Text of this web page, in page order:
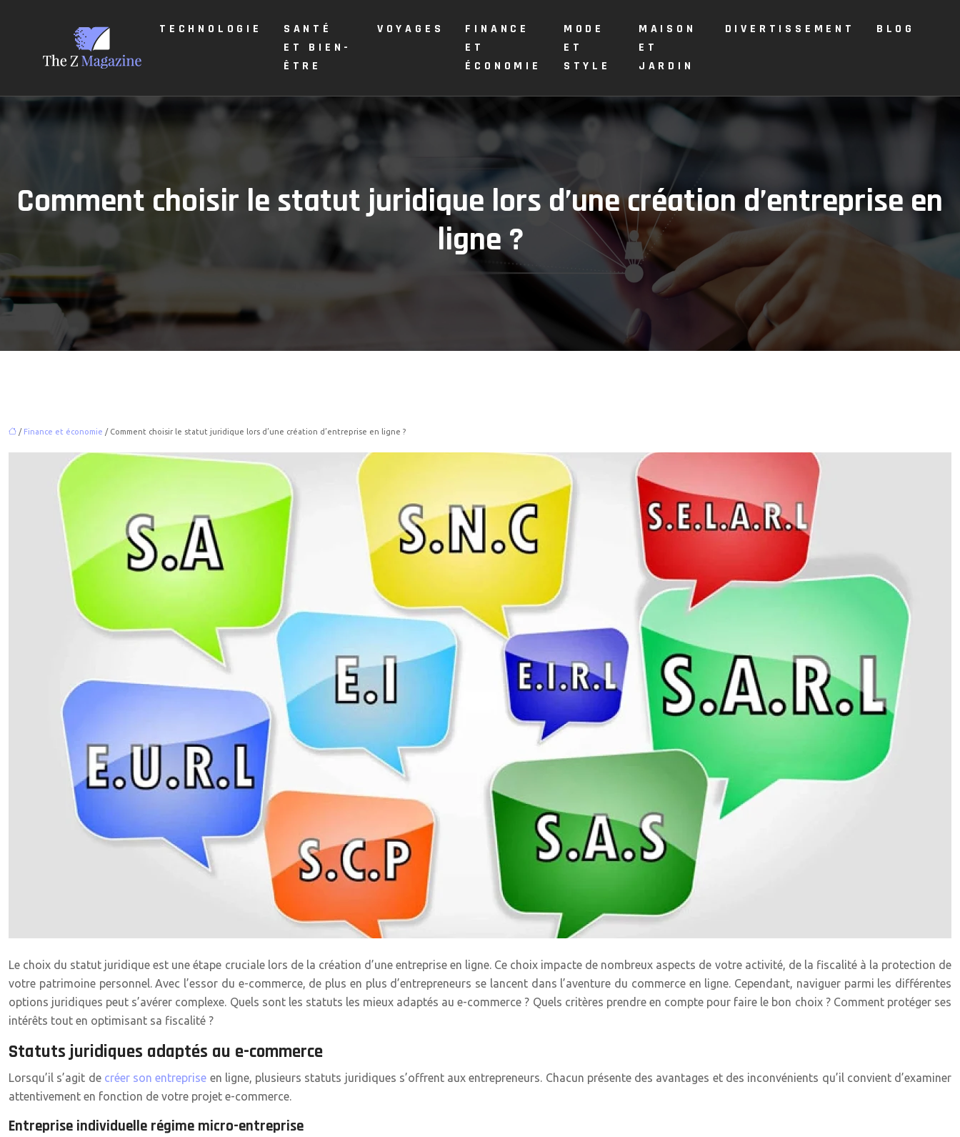
TECHNOLOGIE
SANTÉ
ET BIEN-
ÊTRE
VOYAGES
FINANCE
ET
ÉCONOMIE
MODE
ET
STYLE
MAISON
ET
JARDIN
DIVERTISSEMENT BLOG
Comment choisir le statut juridique lors d’une création d’entreprise en
ligne ?
/ Finance et économie / Comment choisir le statut juridique lors d’une création d’entreprise en ligne ?
Le choix du statut juridique est une étape cruciale lors de la création d’une entreprise en ligne. Ce choix impacte de nombreux aspects de votre activité, de la fiscalité à la protection de
votre patrimoine personnel. Avec l’essor du e-commerce, de plus en plus d’entrepreneurs se lancent dans l’aventure du commerce en ligne. Cependant, naviguer parmi les différentes
options juridiques peut s’avérer complexe. Quels sont les statuts les mieux adaptés au e-commerce ? Quels critères prendre en compte pour faire le bon choix ? Comment protéger ses
intérêts tout en optimisant sa fiscalité ?
Statuts juridiques adaptés au e-commerce
Lorsqu’il s’agit de créer son entreprise en ligne, plusieurs statuts juridiques s’offrent aux entrepreneurs. Chacun présente des avantages et des inconvénients qu’il convient d’examiner
attentivement en fonction de votre projet e-commerce.
Entreprise individuelle régime micro-entreprise